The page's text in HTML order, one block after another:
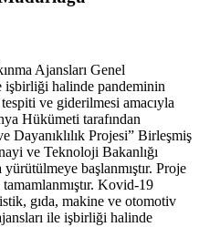
Ajansları Genel
işbirliği halinde pandeminin
ve giderilmesi amacıyla
Hükümeti tarafından
Dayanıklılık Projesi” Birleşmiş
ve Teknoloji Bakanlığı
başlanmıştır. Proje
Kovid-19
gıda, makine ve otomotiv
ile işbirliği halinde